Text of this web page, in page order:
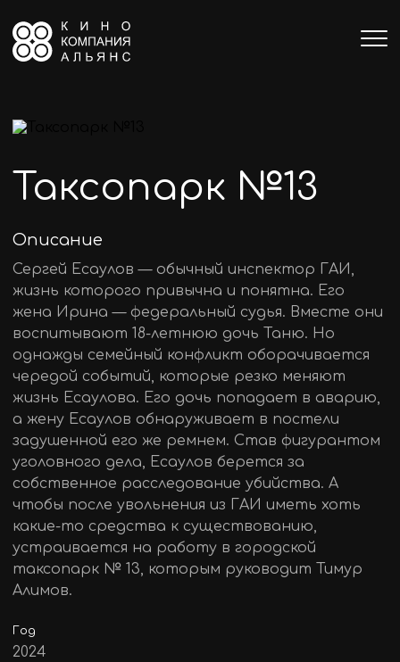
Таксопарк №13
Описание
Сергей Есаулов — обычный инспектор ГАИ,
жизнь которого привычна и понятна. Его
жена Ирина — федеральный судья. Вместе они
воспитывают 18-летнюю дочь Таню. Но
однажды семейный конфликт оборачивается
чередой событий, которые резко меняют
жизнь Есаулова. Его дочь попадает в аварию,
а жену Есаулов обнаруживает в постели
задушенной его же ремнем. Став фигурантом
уголовного дела, Есаулов берется за
собственное расследование убийства. А
чтобы после увольнения из ГАИ иметь хоть
какие-то средства к существованию,
устраивается на работу в городской
таксопарк № 13, которым руководит Тимур
Алимов.
Год
2024